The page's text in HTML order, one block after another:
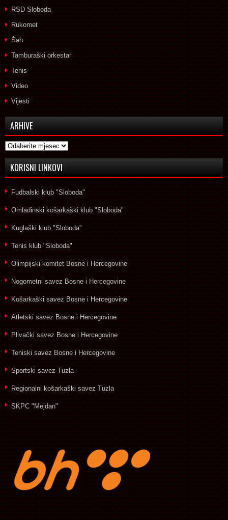
RSD Sloboda
Rukomet
Šah
Tamburaški orkestar
Tenis
Video
Vijesti
ARHIVE
Arhive
KORISNI LINKOVI
Fudbalski klub "Sloboda"
Omladinski košarkaški klub "Sloboda"
Kuglaški klub "Sloboda"
Tenis klub "Sloboda"
Olimpijski komitet Bosne i Hercegovine
Nogometni savez Bosne i Hercegovine
Košarkaški savez Bosne i Hercegovine
Atletski savez Bosne i Hercegovine
Plivački savez Bosne i Hercegovine
Teniski savez Bosne i Hercegovine
Sportski savez Tuzla
Regionalni košarkaški savez Tuzla
SKPC "Mejdan"